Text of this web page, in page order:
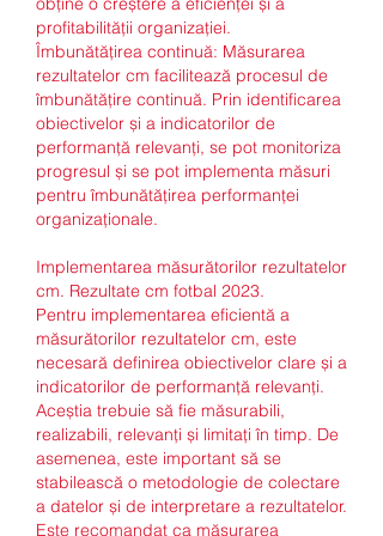
profitabilității organizației.
Îmbunătățirea continuă: Măsurarea
rezultatelor cm facilitează procesul de
îmbunătățire continuă. Prin identificarea
obiectivelor și a indicatorilor de
performanță relevanți, se pot monitoriza
progresul și se pot implementa măsuri
pentru îmbunătățirea performanței
organizaționale.
Implementarea măsurătorilor rezultatelor
cm. Rezultate cm fotbal 2023.
Pentru implementarea eficientă a
măsurătorilor rezultatelor cm, este
necesară definirea obiectivelor clare și a
indicatorilor de performanță relevanți.
Aceștia trebuie să fie măsurabili,
realizabili, relevanți și limitați în timp. De
asemenea, este important să se
stabilească o metodologie de colectare
a datelor și de interpretare a rezultatelor.
Este recomandat ca măsurarea